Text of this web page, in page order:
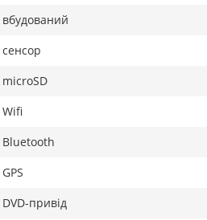
вбудований
сенсор
microSD
Wifi
Bluetooth
GPS
DVD-привід